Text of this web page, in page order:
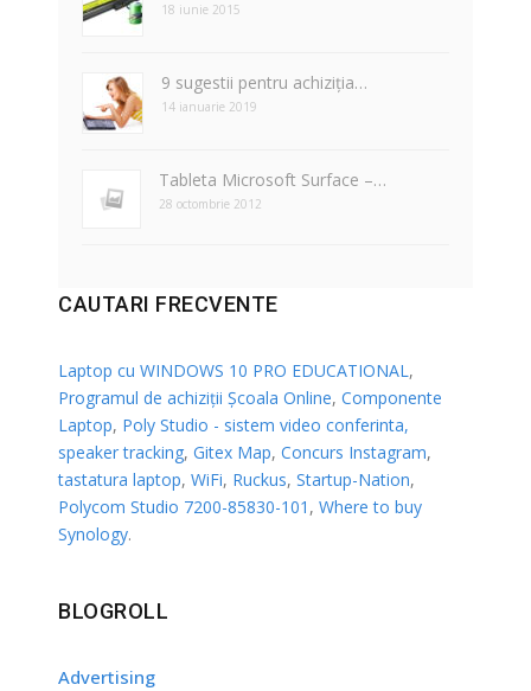
18 iunie 2015
9 sugestii pentru achiziția…
14 ianuarie 2019
Tableta Microsoft Surface –…
28 octombrie 2012
CAUTARI FRECVENTE
Laptop cu WINDOWS 10 PRO EDUCATIONAL,
Programul de achiziții Școala Online, Componente
Laptop, Poly Studio - sistem video conferinta,
speaker tracking, Gitex Map, Concurs Instagram,
tastatura laptop, WiFi, Ruckus, Startup-Nation,
Polycom Studio 7200-85830-101 , Where to buy
Synology.
BLOGROLL
Advertising